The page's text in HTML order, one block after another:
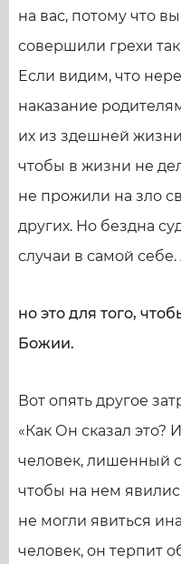
на вас, потому что
совершили грехи
Если видим, что
наказание
их из здешней
чтобы в жизни не
не прожили на зло
других. Но бездна
случаи в самой
но это для того,
Божии.
Вот опять другое
«Как Он сказал это?
человек, лишенный
чтобы на нем
не могли явиться
человек, он терпит